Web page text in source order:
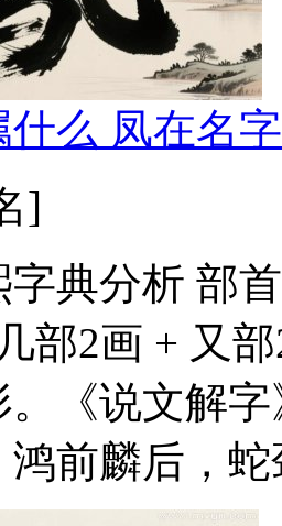
什么 凤在名
]
字典分析 部
部2画 + 又
。《说文解
鸿前麟后，